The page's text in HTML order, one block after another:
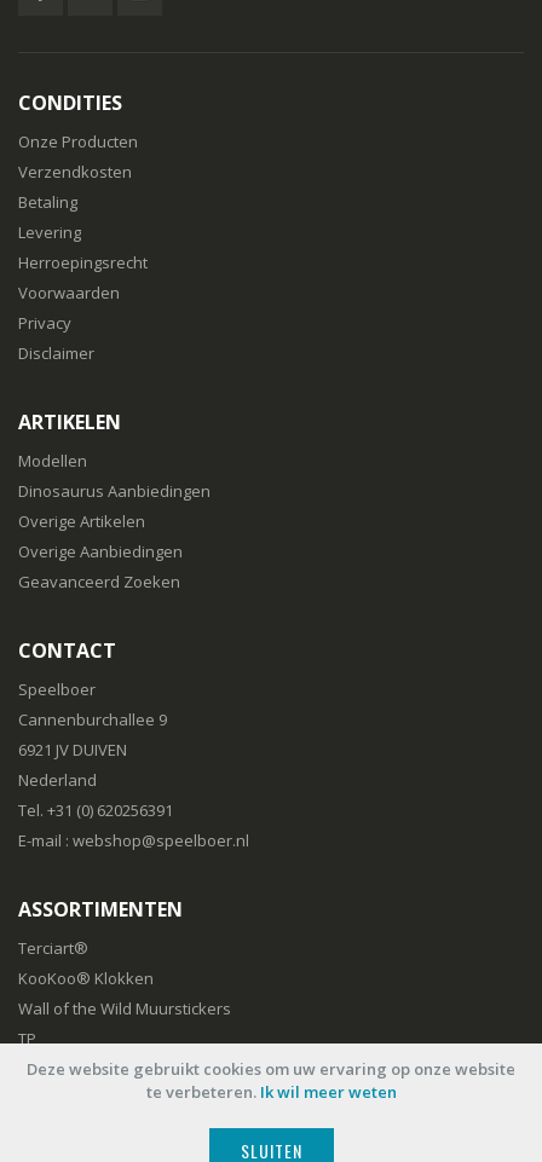
Deze website gebruikt cookies om uw ervaring op onze website
te verbeteren. Ik wil meer weten
SLUITEN
CONDITIES
Onze Producten
Verzendkosten
Betaling
Levering
Herroepingsrecht
Voorwaarden
Privacy
Disclaimer
ARTIKELEN
Modellen
Dinosaurus Aanbiedingen
Overige Artikelen
Overige Aanbiedingen
Geavanceerd Zoeken
CONTACT
Speelboer
Cannenburchallee 9
6921 JV DUIVEN
Nederland
Tel. +31 (0) 620256391
E-mail : webshop@speelboer.nl
ASSORTIMENTEN
Terciart®
KooKoo® Klokken
Wall of the Wild Muurstickers
TP